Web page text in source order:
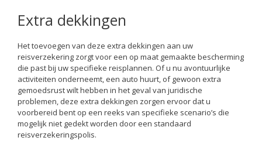
Extra dekkingen
Het toevoegen van deze extra dekkingen aan uw
reisverzekering zorgt voor een op maat gemaakte bescherming
die past bij uw specifieke reisplannen. Of u nu avontuurlijke
activiteiten onderneemt, een auto huurt, of gewoon extra
gemoedsrust wilt hebben in het geval van juridische
problemen, deze extra dekkingen zorgen ervoor dat u
voorbereid bent op een reeks van specifieke scenario’s die
mogelijk niet gedekt worden door een standaard
reisverzekeringspolis.